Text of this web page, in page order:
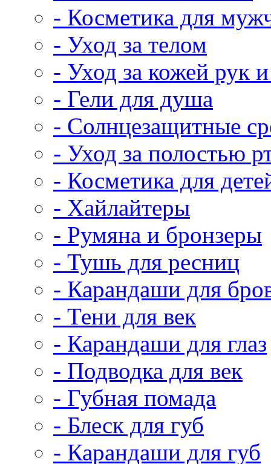
- Косметика для
- Уход за телом
- Уход за кожей рук
- Гели для душа
- Солнцезащитные
- Уход за полостью
- Косметика для
- Хайлайтеры
- Румяна и бронзеры
- Тушь для ресниц
- Карандаши для
- Тени для век
- Карандаши для глаз
- Подводка для век
- Губная помада
- Блеск для губ
- Карандаши для губ